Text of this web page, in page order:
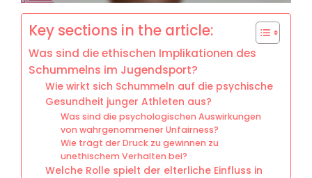
Key sections in the article:
Was sind die ethischen Implikationen des
Schummelns im Jugendsport?
Wie wirkt sich Schummeln auf die psychische
Gesundheit junger Athleten aus?
Was sind die psychologischen Auswirkungen
von wahrgenommener Unfairness?
Wie trägt der Druck zu gewinnen zu
unethischem Verhalten bei?
Welche Rolle spielt der elterliche Einfluss in